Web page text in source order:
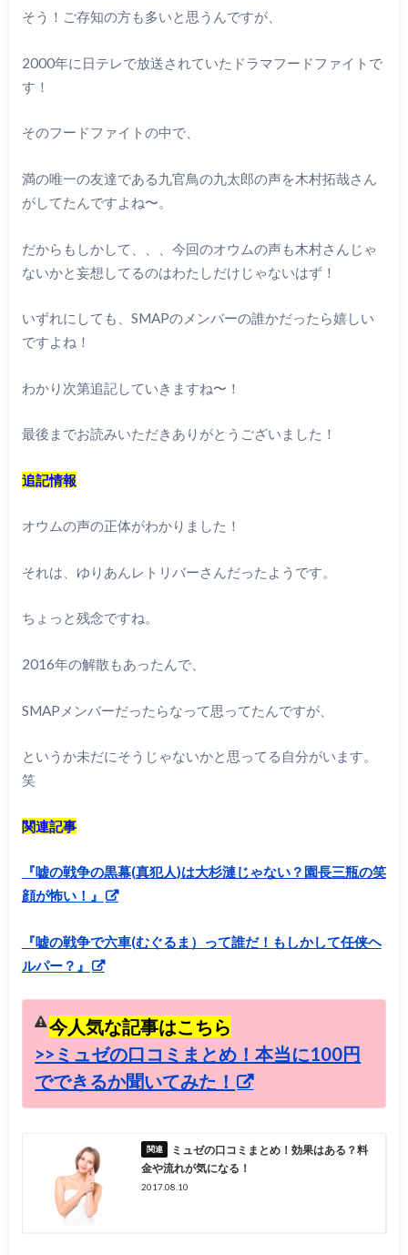
そう！ご存知の方も多いと思うんですが、
2000年に日テレで放送されていたドラマフードファイトで
す！
そのフードファイトの中で、
満の唯一の友達である九官鳥の九太郎の声を木村拓哉さん
がしてたんですよね〜。
だからもしかして、、、今回のオウムの声も木村さんじゃ
ないかと妄想してるのはわたしだけじゃないはず！
いずれにしても、SMAPのメンバーの誰かだったら嬉しい
ですよね！
わかり次第追記していきますね〜！
最後までお読みいただきありがとうございました！
追記情報
オウムの声の正体がわかりました！
それは、ゆりあんレトリバーさんだったようです。
ちょっと残念ですね。
2016年の解散もあったんで、
SMAPメンバーだったらなって思ってたんですが、
というか未だにそうじゃないかと思ってる自分がいます。
笑
関連記事
『嘘の戦争の黒幕(真犯人)は大杉漣じゃない？園長三瓶の笑
顔が怖い！』
『嘘の戦争で六車(むぐるま）って誰だ！もしかして任侠ヘ
ルパー？』
今人気な記事はこちら
>>ミュゼの口コミまとめ！本当に100円
でできるか聞いてみた！
ミュゼの口コミまとめ！効果はある？料
金や流れが気になる！
2017.08.10